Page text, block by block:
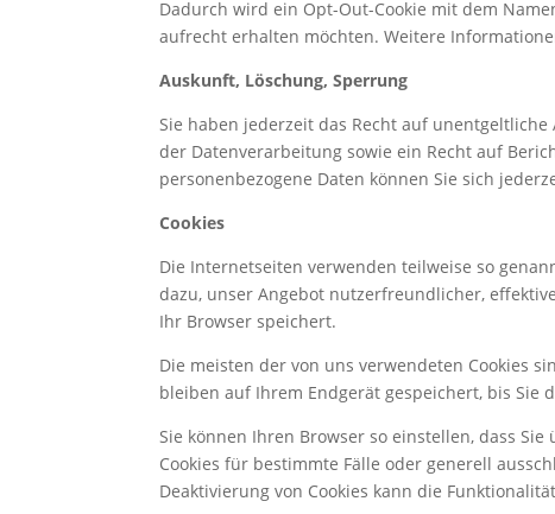
Dadurch wird ein Opt-Out-Cookie mit dem
aufrecht erhalten möchten. Weitere
Auskunft, Löschung, Sperrung
Sie haben jederzeit das Recht auf
der Datenverarbeitung sowie ein Recht auf
personenbezogene Daten können Sie sich
Cookies
Die Internetseiten verwenden teilweise so
dazu, unser Angebot nutzerfreundlicher,
Ihr Browser speichert.
Die meisten der von uns verwendeten Cookies
bleiben auf Ihrem Endgerät gespeichert, bis Sie
Sie können Ihren Browser so einstellen, dass
Cookies für bestimmte Fälle oder generell
Deaktivierung von Cookies kann die